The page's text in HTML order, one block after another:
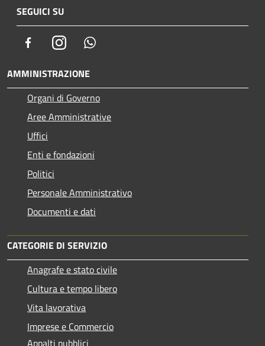
SEGUICI SU
FacebookInstagram
AMMINISTRAZIONE
Organi di Governo
Aree Amministrative
Uffici
Enti e fondazioni
Politici
Personale Amministrativo
Documenti e dati
CATEGORIE DI SERVIZIO
Anagrafe e stato civile
Cultura e tempo libero
Vita lavorativa
Imprese e Commercio
Appalti pubblici